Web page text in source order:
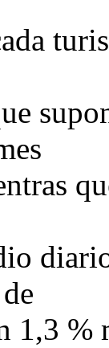
1,3 %